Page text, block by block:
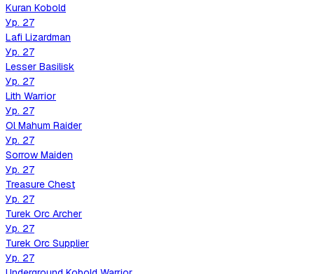
Kuran Kobold
Ур. 27
Lafi Lizardman
Ур. 27
Lesser Basilisk
Ур. 27
Lith Warrior
Ур. 27
Ol Mahum Raider
Ур. 27
Sorrow Maiden
Ур. 27
Treasure Chest
Ур. 27
Turek Orc Archer
Ур. 27
Turek Orc Supplier
Ур. 27